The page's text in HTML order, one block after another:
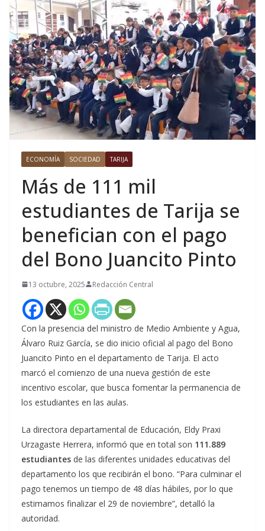
ECONOMÍA SOCIEDAD TARIJA
Más de 111 mil
estudiantes de Tarija se
benefician con el pago
del Bono Juancito Pinto
13 octubre, 2025 Redacción Central
Con la presencia del ministro de Medio Ambiente y Agua,
Álvaro Ruiz García, se dio inicio oficial al pago del Bono
Juancito Pinto en el departamento de Tarija. El acto
marcó el comienzo de una nueva gestión de este
incentivo escolar, que busca fomentar la permanencia de
los estudiantes en las aulas.
La directora departamental de Educación, Eldy Praxi
Urzagaste Herrera, informó que en total son 111.889
estudiantes de las diferentes unidades educativas del
departamento los que recibirán el bono. “Para culminar el
pago tenemos un tiempo de 48 días hábiles, por lo que
estimamos finalizar el 29 de noviembre”, detalló la
autoridad.